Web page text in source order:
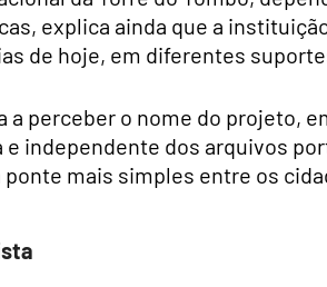
explica ainda que a
de hoje, em diferentes
a perceber o nome do projeto,
e independente dos arquivos
mais simples entre os